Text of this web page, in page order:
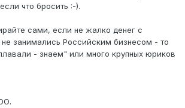
что бросить :-).
сами, если не жалко денег с
не занимались Российским бизнесом - то
- знаем" или много крупных юриков